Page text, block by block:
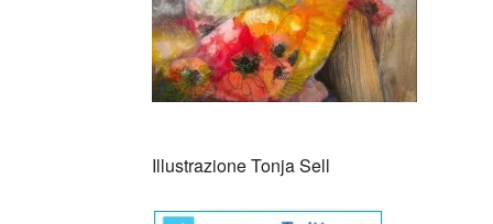
Illustrazione Tonja Sell